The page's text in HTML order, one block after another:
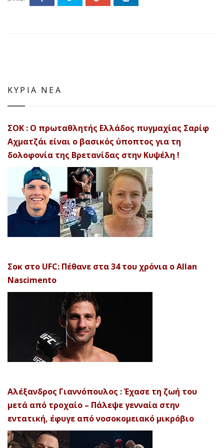
ΚΥΡΙΑ ΝΕΑ
ΣΟΚ : Ο πρωταθλητής Ελλάδος πυγμαχίας Σαρίφ
Αχματζάι είναι ο βασικός ύποπτος για τη
δολοφονία της Βρετανίδας στην Κυψέλη !
Σοκ στο UFC: Πέθανε στα 34 του χρόνια ο Allan
Nascimento
Αλέξανδρος Γιαννόπουλος : Έχασε τη ζωή του
μετά από τροχαίο – Πάλεψε γενναία στην
εντατική, έφυγε από νοσοκομειακό μικρόβιο